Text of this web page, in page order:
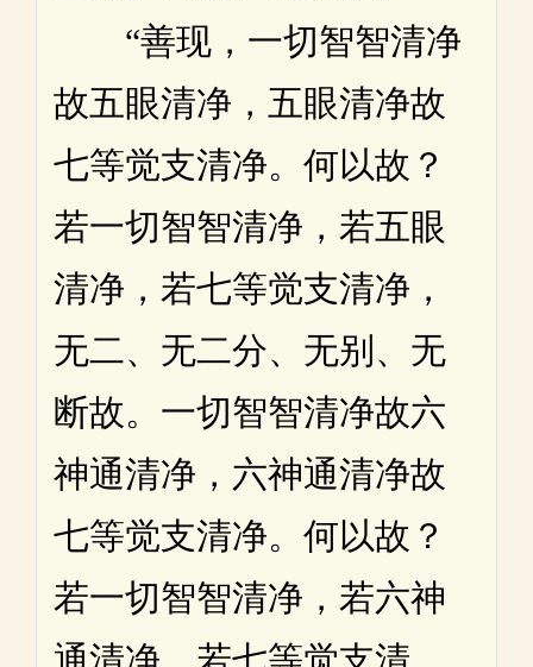
“善现，一切智智清净
故五眼清净，五眼清净故
七等觉支清净。何以故？
若一切智智清净，若五眼
清净，若七等觉支清净，
无二、无二分、无别、无
断故。一切智智清净故六
神通清净，六神通清净故
七等觉支清净。何以故？
若一切智智清净，若六神
通清净，若七等觉支清